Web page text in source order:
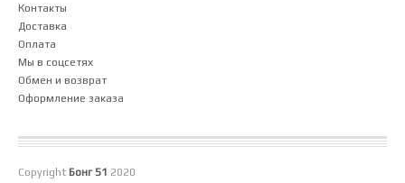
Контакты
Доставка
Оплата
Мы в соцсетях
Обмен и возврат
Оформление заказа
Copyright Бонг 51 2020